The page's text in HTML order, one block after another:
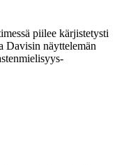
piilee kärjistetysti
Davisin näyttelemän